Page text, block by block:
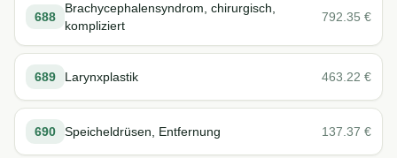
688
Brachycephalensyndrom, chirurgisch,
kompliziert
792.35 €
689 Larynxplastik 463.22 €
690 Speicheldrüsen, Entfernung 137.37 €